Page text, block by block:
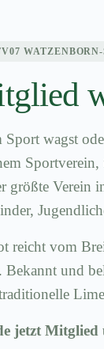
Sport wagst
größte Verein
reicht vom
und
jetzt Mitglied